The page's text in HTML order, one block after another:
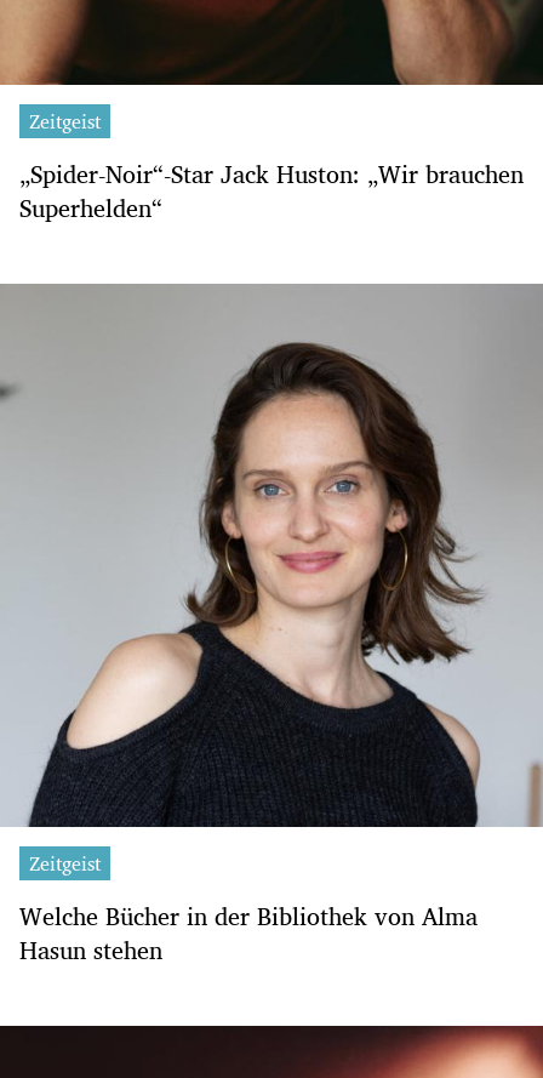
Zeitgeist
„Spider-Noir“-Star Jack Huston: „Wir brauchen
Superhelden“
Zeitgeist
Welche Bücher in der Bibliothek von Alma
Hasun stehen